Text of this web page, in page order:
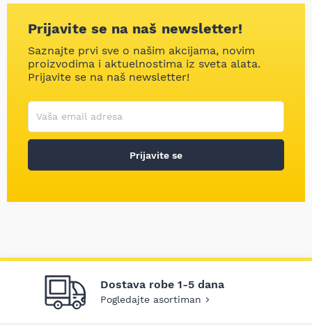
Prijavite se na naš newsletter!
Saznajte prvi sve o našim akcijama, novim
proizvodima i aktuelnostima iz sveta alata.
Prijavite se na naš newsletter!
Korisničko ime
Vaša email adresa
Prijavite se
Dostava robe 1-5 dana
Pogledajte asortiman